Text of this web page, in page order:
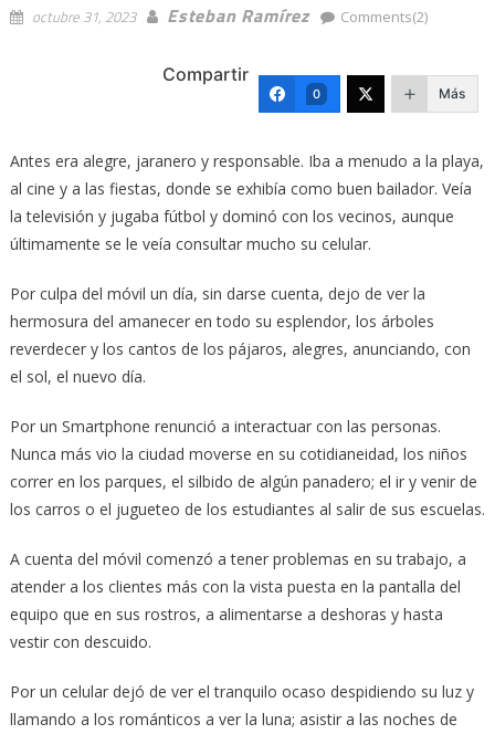
octubre 31, 2023 Esteban Ramírez Comments(2)
Compartir
0 Más
Antes era alegre, jaranero y responsable. Iba a menudo a la playa,
al cine y a las fiestas, donde se exhibía como buen bailador. Veía
la televisión y jugaba fútbol y dominó con los vecinos, aunque
últimamente se le veía consultar mucho su celular.
Por culpa del móvil un día, sin darse cuenta, dejo de ver la
hermosura del amanecer en todo su esplendor, los árboles
reverdecer y los cantos de los pájaros, alegres, anunciando, con
el sol, el nuevo día.
Por un Smartphone renunció a interactuar con las personas.
Nunca más vio la ciudad moverse en su cotidianeidad, los niños
correr en los parques, el silbido de algún panadero; el ir y venir de
los carros o el jugueteo de los estudiantes al salir de sus escuelas.
A cuenta del móvil comenzó a tener problemas en su trabajo, a
atender a los clientes más con la vista puesta en la pantalla del
equipo que en sus rostros, a alimentarse a deshoras y hasta
vestir con descuido.
Por un celular dejó de ver el tranquilo ocaso despidiendo su luz y
llamando a los románticos a ver la luna; asistir a las noches de